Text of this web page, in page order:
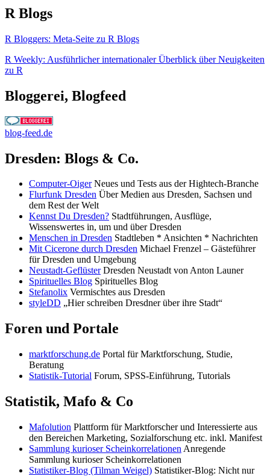
R Blogs
R Bloggers: Meta-Seite zu R Blogs
R Weekly: Ausführlicher internationaler Überblick über Neuigkeiten
zu R
Bloggerei, Blogfeed
blog-feed.de
Dresden: Blogs & Co.
Computer-OigerNeues und Tests aus der Hightech-Branche
Flurfunk Dresden Über Medien aus Dresden, Sachsen und
dem Rest der Welt
Kennst Du Dresden? Stadtführungen, Ausflüge,
Wissenswertes in, um und über Dresden
Menschen in Dresden Stadtleben * Ansichten * Nachrichten
Mit Cicerone durch Dresden Michael Frenzel – Gästeführer
für Dresden und Umgebung
Neustadt-GeflüsterDresden Neustadt von Anton Launer
Spirituelles Blog Spirituelles Blog
Stefanolix Vermischtes aus Dresden
styleDD „Hier schreiben Dresdner über ihre Stadt“
Foren und Portale
marktforschung.de Portal für Marktforschung, Studie,
Beratung
Statistik-Tutorial Forum, SPSS-Einführung, Tutorials
Statistik, Mafo & Co
Mafolution Plattform für Marktforscher und Interessierte aus
den Bereichen Marketing, Sozialforschung etc. inkl. Manifest
Sammlung kurioser Scheinkorrelationen Anregende
Sammlung kurioser Scheinkorrelationen
Statistiker-Blog (Tilman Weigel) Statistiker-Blog: Nicht nur